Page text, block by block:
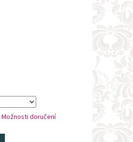
Možnosti doručení